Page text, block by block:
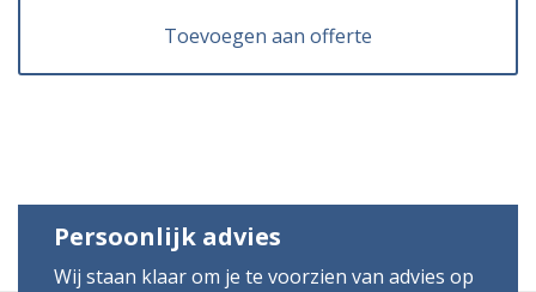
Toevoegen aan offerte
Persoonlijk advies
Wij staan klaar om je te voorzien van advies op